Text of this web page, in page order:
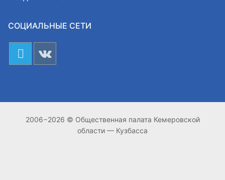
СОЦИАЛЬНЫЕ СЕТИ
2006−2026 © Общественная палата Кемеровской
области — Кузбасса